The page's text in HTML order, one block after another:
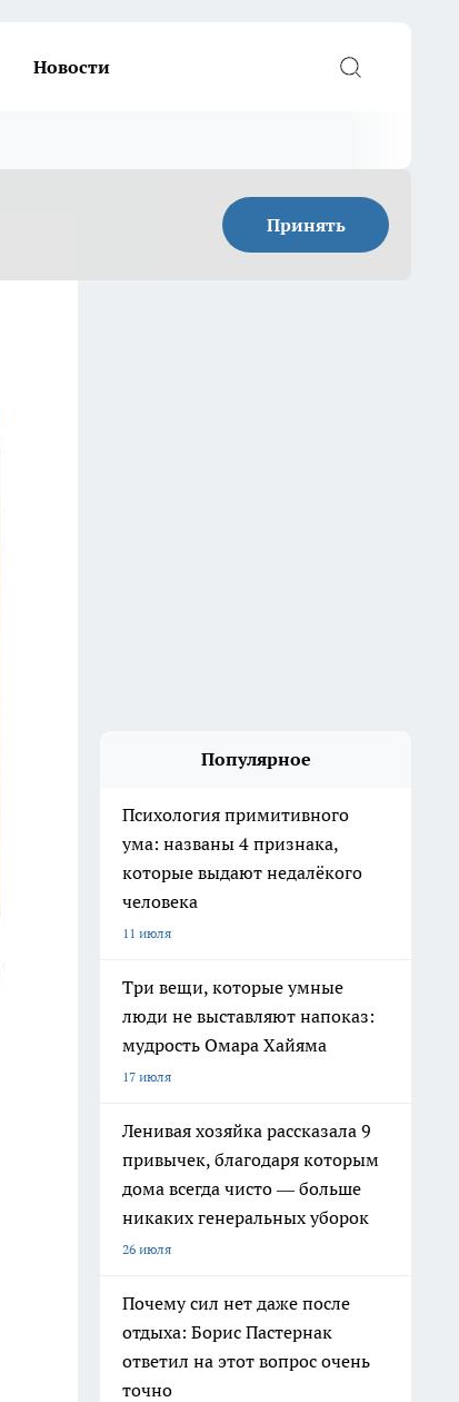
Новости
Принять
Популярное
Психология примитивного
ума: названы 4 признака,
которые выдают недалёкого
человека
11 июля
Три вещи, которые умные
люди не выставляют напоказ:
мудрость Омара Хайяма
17 июля
Ленивая хозяйка рассказала 9
привычек, благодаря которым
дома всегда чисто — больше
никаких генеральных уборок
26 июля
Почему сил нет даже после
отдыха: Борис Пастернак
ответил на этот вопрос очень
точно